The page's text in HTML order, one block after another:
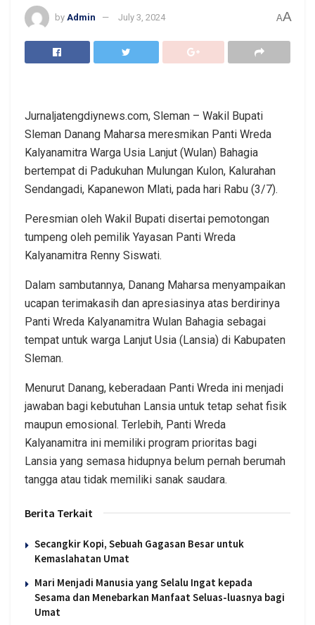
by Admin July 3, 2024 AA
Jurnaljatengdiynews.com, Sleman – Wakil Bupati
Sleman Danang Maharsa meresmikan Panti Wreda
Kalyanamitra Warga Usia Lanjut (Wulan) Bahagia
bertempat di Padukuhan Mulungan Kulon, Kalurahan
Sendangadi, Kapanewon Mlati, pada hari Rabu (3/7).
Peresmian oleh Wakil Bupati disertai pemotongan
tumpeng oleh pemilik Yayasan Panti Wreda
Kalyanamitra Renny Siswati.
Dalam sambutannya, Danang Maharsa menyampaikan
ucapan terimakasih dan apresiasinya atas berdirinya
Panti Wreda Kalyanamitra Wulan Bahagia sebagai
tempat untuk warga Lanjut Usia (Lansia) di Kabupaten
Sleman.
Menurut Danang, keberadaan Panti Wreda ini menjadi
jawaban bagi kebutuhan Lansia untuk tetap sehat fisik
maupun emosional. Terlebih, Panti Wreda
Kalyanamitra ini memiliki program prioritas bagi
Lansia yang semasa hidupnya belum pernah berumah
tangga atau tidak memiliki sanak saudara.
Berita Terkait
Secangkir Kopi, Sebuah Gagasan Besar untuk
Kemaslahatan Umat
Mari Menjadi Manusia yang Selalu Ingat kepada
Sesama dan Menebarkan Manfaat Seluas-luasnya bagi
Umat